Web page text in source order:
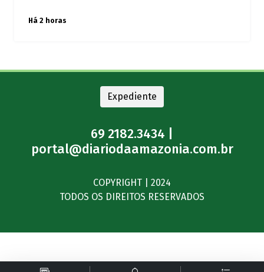
Há 2 horas
Expediente
69 2182.3434 |
portal@diariodaamazonia.com.br
COPYRIGHT | 2024
TODOS OS DIREITOS RESERVADOS